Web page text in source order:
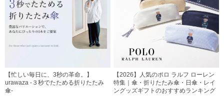
【忙しい毎日に、3秒の革命。】
urawaza -３秒でたためる折りたたみ
傘-
【2026】人気のポロ ラルフ ローレン
特集｜傘・折りたたみ傘・日傘・レイ
ングッズギフトのおすすめランキング